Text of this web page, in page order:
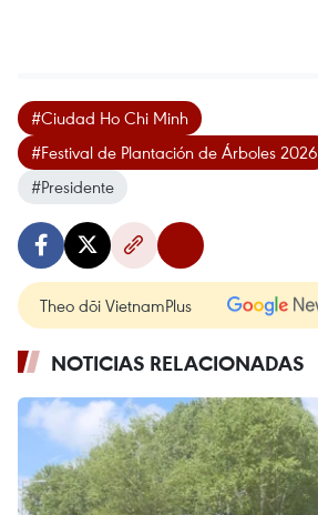
#Ciudad Ho Chi Minh
#Festival de Plantación de Árboles 2026
#Presidente
Theo dõi VietnamPlus
NOTICIAS RELACIONADAS